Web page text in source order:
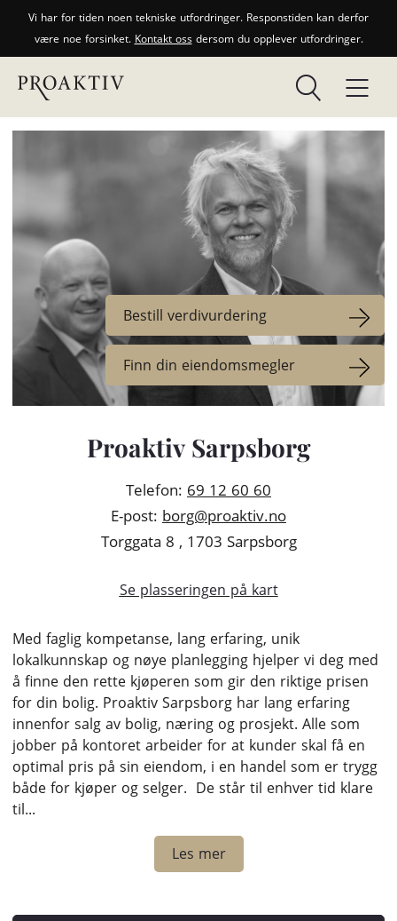
Vi har for tiden noen tekniske utfordringer. Responstiden kan derfor
være noe forsinket. Kontakt ossdersom du opplever utfordringer.
Bestill verdivurdering
Finn din eiendomsmegler
Proaktiv Sarpsborg
Telefon: 69 12 60 60
E-post: borg@proaktiv.no
Torggata 8 , 1703 Sarpsborg
Se plasseringen på kart
Med faglig kompetanse, lang erfaring, unik
lokalkunnskap og nøye planlegging hjelper vi deg med
å finne den rette kjøperen som gir den riktige prisen
for din bolig. Proaktiv Sarpsborg har lang erfaring
innenfor salg av bolig, næring og prosjekt. Alle som
jobber på kontoret arbeider for at kunder skal få en
optimal pris på sin eiendom, i en handel som er trygg
både for kjøper og selger. De står til enhver tid klare
til...
Les mer